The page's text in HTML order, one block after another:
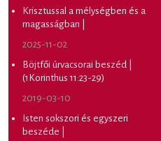
Krisztussal a mélységben és a
magasságban |
2025-11-02
Böjtfői úrvacsorai beszéd |
(1Korinthus 11:23-29)
2019-03-10
Isten sokszori és egyszeri
beszéde |